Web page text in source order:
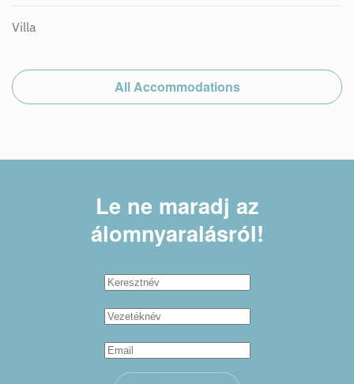
Villa
All Accommodations
Le ne maradj az
álomnyaralásról!